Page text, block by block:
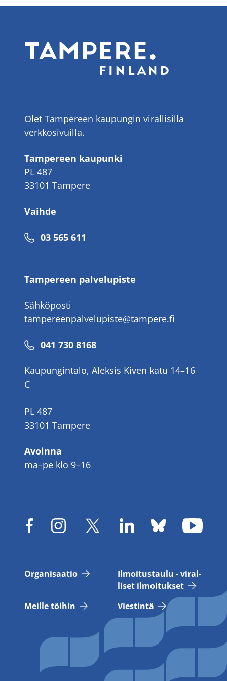
Olet Tampereen kaupungin virallisilla
verkkosivuilla.
Tampereen kaupunki
PL 487
33101 Tampere
Vaihde
Puhelinnumero
03 565 611
Tampereen palvelupiste
Sähköposti
tampereenpalvelupiste@tampere.fi
Puhelinnumero
041 730 8168
Kaupungintalo, Aleksis Kiven katu 14–16
C
PL 487
33101 Tampere
Avoinna
ma–pe klo 9–16
Or­ga­ni­saa­tio
Il­moi­tus­tau­lu - vi­ral­
li­set il­moi­tuk­set
Meil­le töi­hin
Vies­tin­tä